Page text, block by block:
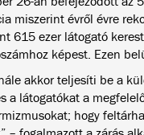
miszerint évről évre
615 ezer látogató
képest. Ezen
akkor teljesíti be a
a látogatókat a
hogy